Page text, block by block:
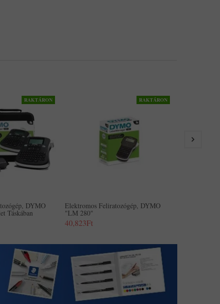
RAKTÁRON
DYMO
Táskában
RAKTÁRON
Elektromos Feliratozógép, DYMO
"LM 280"
40,823Ft